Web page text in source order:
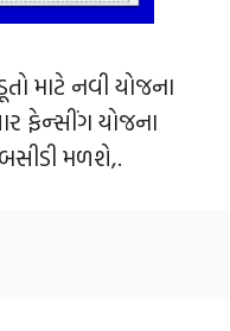
માટે નવી યોજના
ફેન્‍સીંગ યોજના
મળશે,.